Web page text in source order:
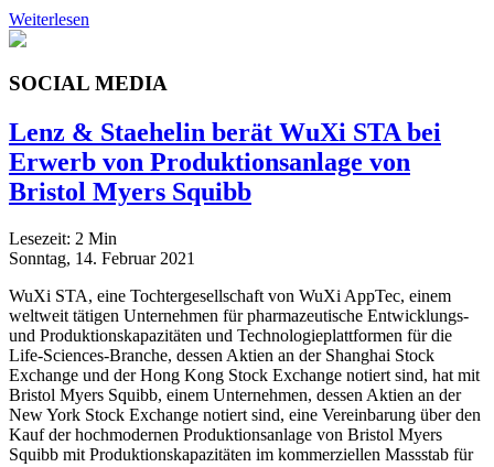
Weiterlesen
SOCIAL MEDIA
Lenz & Staehelin berät WuXi STA bei
Erwerb von Produktionsanlage von
Bristol Myers Squibb
Lesezeit: 2 Min
Sonntag, 14. Februar 2021
WuXi STA, eine Tochtergesellschaft von WuXi AppTec, einem
weltweit tätigen Unternehmen für pharmazeutische Entwicklungs-
und Produktionskapazitäten und Technologieplattformen für die
Life-Sciences-Branche, dessen Aktien an der Shanghai Stock
Exchange und der Hong Kong Stock Exchange notiert sind, hat mit
Bristol Myers Squibb, einem Unternehmen, dessen Aktien an der
New York Stock Exchange notiert sind, eine Vereinbarung über den
Kauf der hochmodernen Produktionsanlage von Bristol Myers
Squibb mit Produktionskapazitäten im kommerziellen Massstab für